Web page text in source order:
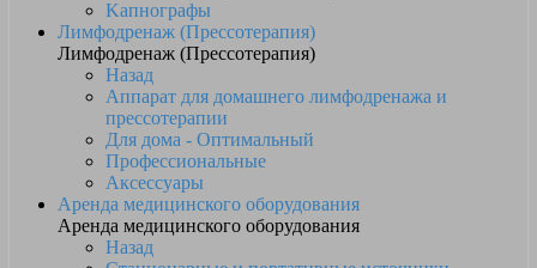
Kапнографы
Лимфодренаж (Прессотерапия)
Лимфодренаж (Прессотерапия)
Назад
Аппарат для домашнего лимфодренажа и
прессотерапии
Для дома - Оптимальный
Профессиональные
Аксессуары
Аренда медицинского оборудования
Аренда медицинского оборудования
Назад